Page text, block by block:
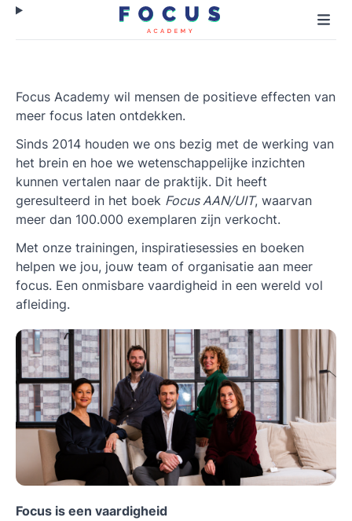
Focus Academy wil mensen de positieve effecten van
meer focus laten ontdekken.
Sinds 2014 houden we ons bezig met de werking van
het brein en hoe we wetenschappelijke inzichten
kunnen vertalen naar de praktijk. Dit heeft
geresulteerd in het boek Focus AAN/UIT, waarvan
meer dan 100.000 exemplaren zijn verkocht.
Met onze trainingen, inspiratiesessies en boeken
helpen we jou, jouw team of organisatie aan meer
focus. Een onmisbare vaardigheid in een wereld vol
afleiding.
Focus is een vaardigheid